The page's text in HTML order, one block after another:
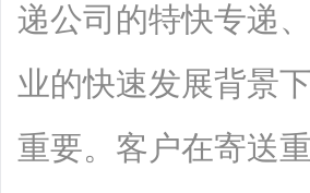
递公司的特快专递
业的快速发展背景
重要。客户在寄送